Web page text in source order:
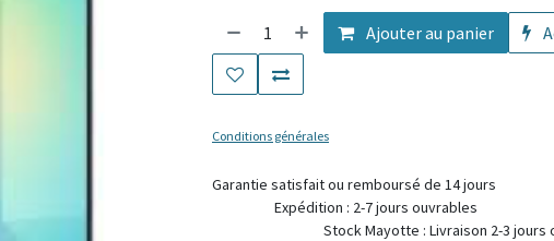
Ajouter au panier
Conditions générales
Garantie satisfait ou
Expédition : 2-7
Stock Mayotte : Livraison 2-